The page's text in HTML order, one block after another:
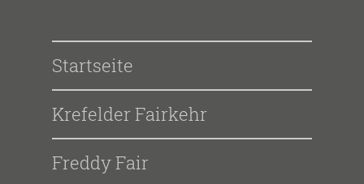
Startseite
Krefelder Fairkehr
Freddy Fair